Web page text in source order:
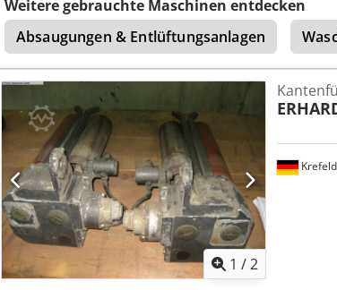
Weitere gebrauchte Maschinen entdecken
Absaugungen & Entlüftungsanlagen
1 /2
Krefeld